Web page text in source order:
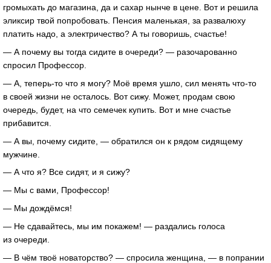
громыхать до магазина, да и сахар нынче в цене. Вот и решила
эликсир твой попробовать. Пенсия маленькая, за развалюху
платить надо, а электричество? А ты говоришь, счастье!
— А почему вы тогда сидите в очереди? — разочарованно
спросил Профессор.
— А, теперь-то что я могу? Моё время ушло, сил менять что-то
в своей жизни не осталось. Вот сижу. Может, продам свою
очередь, будет, на что семечек купить. Вот и мне счастье
прибавится.
— А вы, почему сидите, — обратился он к рядом сидящему
мужчине.
— А что я? Все сидят, и я сижу?
— Мы с вами, Профессор!
— Мы дождёмся!
— Не сдавайтесь, мы им покажем! — раздались голоса
из очереди.
— В чём твоё новаторство? — спросила женщина, — в попрании